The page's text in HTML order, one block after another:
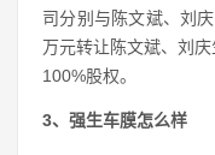
司分别与陈文斌、刘
万元转让陈文斌、刘
100%股权。
3、强生车膜怎么样